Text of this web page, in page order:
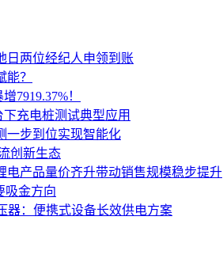
日两位经纪人申领到账
？
7919.37%！
下充电桩测试典型应用
一步到位实现智能化
创新生态
电产品量价齐升带动销售规模稳步提升
吸金方向
器：便携式设备长效供电方案